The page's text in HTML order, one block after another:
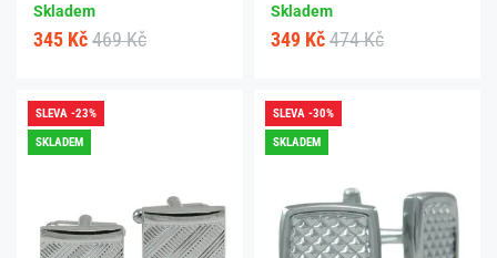
Skladem
345 Kč 469 Kč
Skladem
349 Kč 474 Kč
SLEVA -23%
SKLADEM
SLEVA -30%
SKLADEM